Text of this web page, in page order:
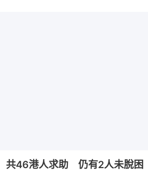
共46港人求助 仍有2人未脫困